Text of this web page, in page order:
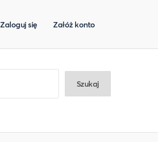
Zaloguj się Załóż konto
Szukaj